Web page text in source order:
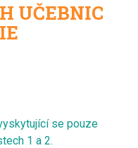
UČEBNIC
se pouze
1 a 2.